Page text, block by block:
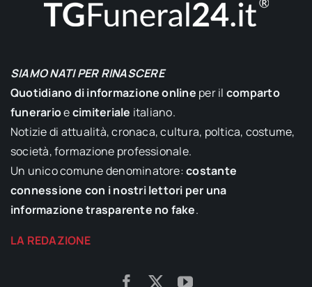
SIAMO NATI PER RINASCERE
Quotidiano di informazione online per il comparto
funerarioecimiteriale italiano.
Notizie di attualità, cronaca, cultura, poltica, costume,
società, formazione professionale.
Un unico comune denominatore:costante
connessione con i nostri lettori per una
informazione trasparente no fake.
LA REDAZIONE